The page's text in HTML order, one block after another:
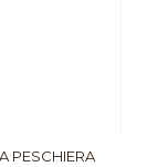
PESCHIERA